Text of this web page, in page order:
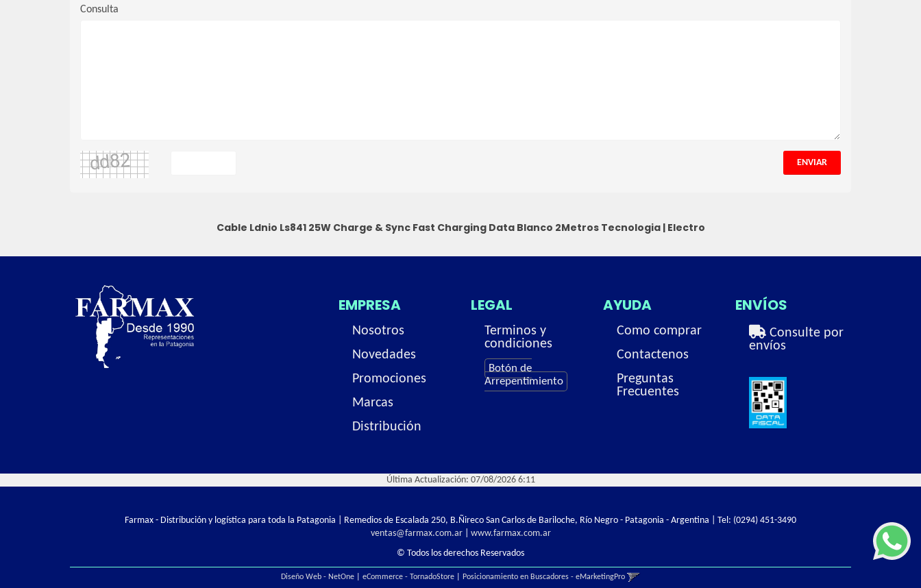
Consulta
ENVIAR
Cable Ldnio Ls841 25W Charge & Sync Fast Charging Data Blanco 2Metros Tecnologia| Electro
EMPRESA
Nosotros
Novedades
Promociones
Marcas
Distribución
LEGAL
Terminos y
condiciones
Botón de
Arrepentimiento
AYUDA
Como comprar
Contactenos
Preguntas
Frecuentes
ENVÍOS
Consulte por
envíos
Última Actualización: 07/08/2026 6:11
Farmax - Distribución y logística para toda la Patagonia | Remedios de Escalada 250, B.Ñireco San Carlos de Bariloche, Río Negro - Patagonia - Argentina | Tel: (0294) 451-3490
ventas@farmax.com.ar| www.farmax.com.ar
© Todos los derechos Reservados
Diseño Web - NetOne eCommerce - TornadoStore Posicionamiento en Buscadores - eMarketingPro